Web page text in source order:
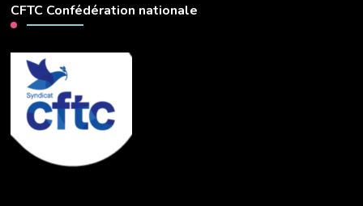
CFTC Confédération nationale